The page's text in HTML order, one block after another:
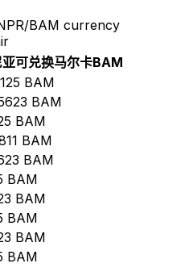
BAM currency
可兑换马尔卡BAM
BAM
BAM
BAM
BAM
BAM
BAM
BAM
BAM
BAM
BAM